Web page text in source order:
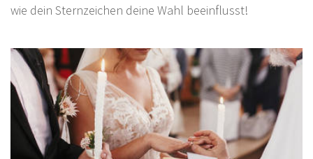
wie dein Sternzeichen deine Wahl beeinflusst!